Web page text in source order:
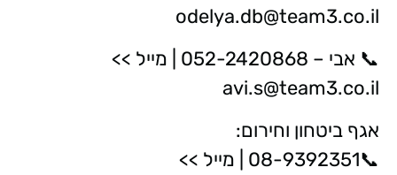
odelya.db@team3.co.il
📞 אבי – 052-2420868 | מייל >>
avi.s@team3.co.il
אגף ביטחון וחירום:
📞08-9392351 | מייל >>